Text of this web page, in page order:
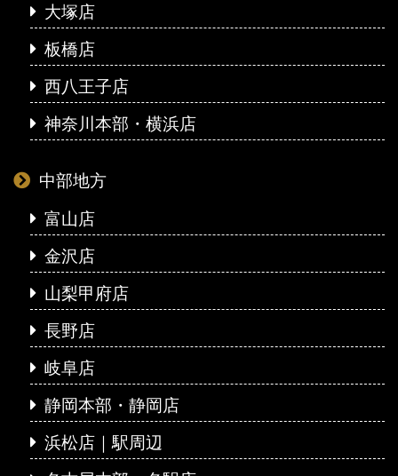
大塚店
板橋店
西八王子店
神奈川本部・横浜店
中部地方
富山店
金沢店
山梨甲府店
長野店
岐阜店
静岡本部・静岡店
浜松店｜駅周辺